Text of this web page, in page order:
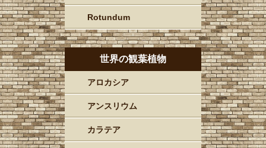
Rotundum
世界の観葉植物
アロカシア
アンスリウム
カラテア